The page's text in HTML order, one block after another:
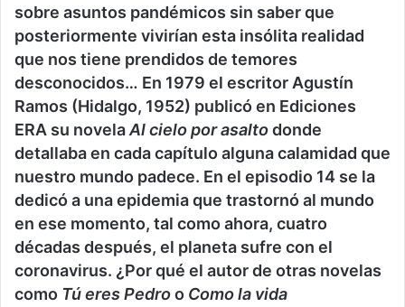
sobre asuntos pandémicos sin saber que
posteriormente vivirían esta insólita realidad
que nos tiene prendidos de temores
desconocidos… En 1979 el escritor Agustín
Ramos (Hidalgo, 1952) publicó en Ediciones
ERA su novelaAl cielopor asaltodonde
detallaba en cada capítulo alguna calamidad que
nuestro mundo padece. En el episodio 14 se la
dedicó a una epidemia que trastornó al mundo
en ese momento, tal como ahora, cuatro
décadas después, el planeta sufre con el
coronavirus. ¿Por qué el autor de otras novelas
como Tú eres Pedroo Como la vida